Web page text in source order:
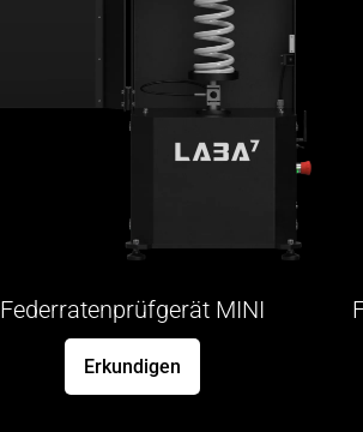
Federratenprüfgerät MINI
Erkundigen